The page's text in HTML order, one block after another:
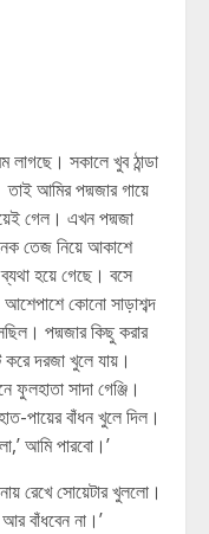
লাগছে। সকালে খুব ঠান্ডা
আমির পদ্মজার গায়ে
গেল। এখন পদ্মজা
তেজ নিয়ে আকাশে
হয়ে গেছে। বসে
কোনো সাড়াশব্দ
পদ্মজার কিছু করার
দরজা খুলে যায়।
সাদা গেঞ্জি।
পায়ের বাঁধন খুলে দিল।
আমি পারবো।’
রেখে সোয়েটার খুললো।
বাঁধবেন না।’